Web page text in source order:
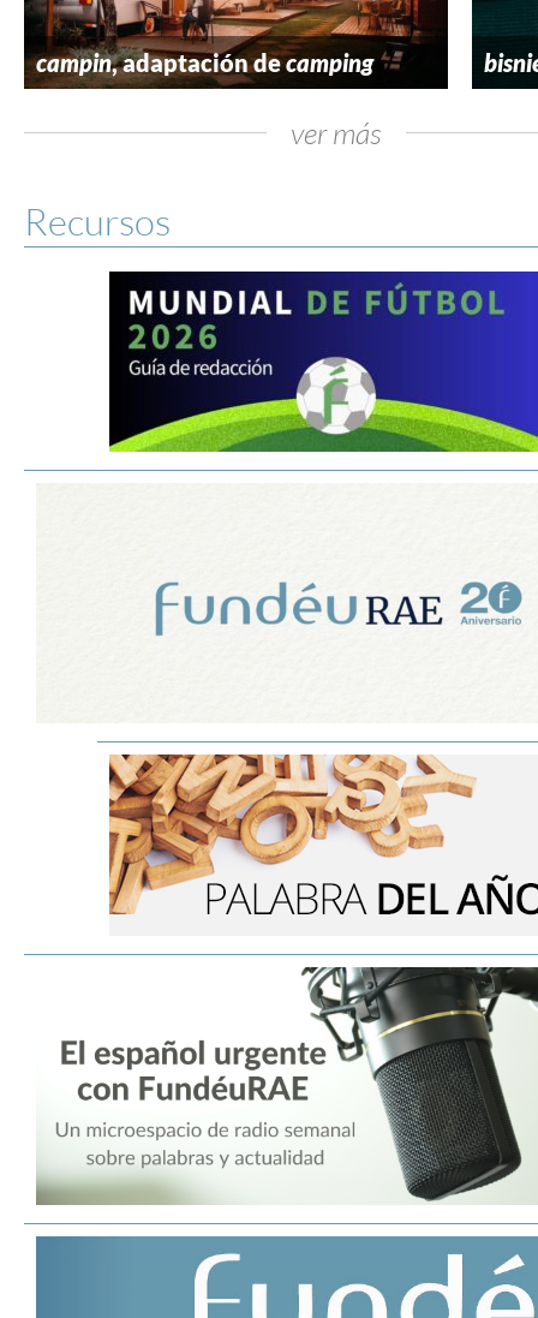
campin, adaptación decamping
ver más
Recursos